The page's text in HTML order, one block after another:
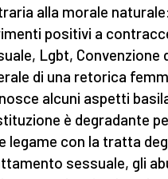
alla morale
positivi a
Lgbt,
di una retorica
alcuni aspetti
è degradante
legame con la tratta
sessuale, gli